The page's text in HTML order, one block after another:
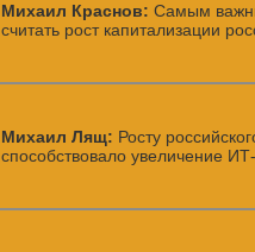
Михаил Краснов: Самым
считать рост капитализации
Михаил Лящ: Росту
способствовало увеличение